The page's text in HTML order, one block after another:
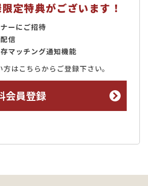
定特典がございます！
ーにご招待
信
マッチング通知機能
はこちらからご登録下さい。
会員登録